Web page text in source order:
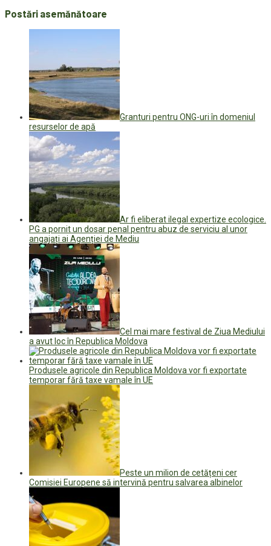
Postări asemănătoare
Granturi pentru ONG-uri în domeniul
resurselor de apă
Ar fi eliberat ilegal expertize ecologice.
PG a pornit un dosar penal pentru abuz de serviciu al unor
angajați ai Agenției de Mediu
Cel mai mare festival de Ziua Mediului
a avut loc în Republica Moldova
Produsele agricole din Republica Moldova vor fi exportate
temporar fără taxe vamale în UE
Peste un milion de cetățeni cer
Comisiei Europene să intervină pentru salvarea albinelor